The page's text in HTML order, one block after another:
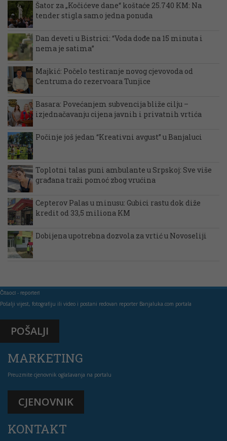
Šator za „Kočićeve dane“ koštaće 25.740 KM: Na
tender stigla samo jedna ponuda
Dan deveti u Bistrici: “Voda dođe na 15 minuta i
nema je satima”
Majkić: Počelo testiranje novog cjevovoda od
Centruma do rezervoara Tunjice
Basara: Povećanjem subvencija bliže cilju –
izjednačavanju cijena javnih i privatnih vrtića
Počinje još jedan “Kreativni avgust” u Banjaluci
Toplotni talas puni ambulante u Srpskoj: Sve više
građana traži pomoć zbog vrućina
Cepterov Palas u minusu: Gubici rastu dok diže
kredit od 33,5 miliona KM
Dobijena upotrebna dozvola za vrtić u Novoseliji
Čitaoci - reporteri
Pošalji vijest, fotografiju ili video i postani redovan reporter Banjaluka.com portala
POŠALJI
MARKETING
Preuzmite cjenovnik oglašavanja na portalu
CJENOVNIK
KONTAKT